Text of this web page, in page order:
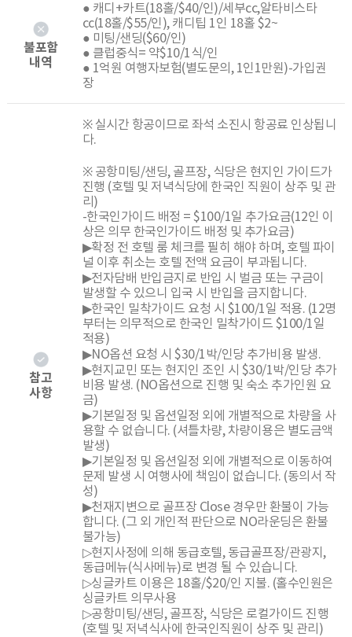
불포함
내역
● 캐디+카트(18홀/$40/인)/세부cc,알타비스타
cc(18홀/$55/인), 캐디팁 1인 18홀 $2~
● 미팅/샌딩($60/인)
● 클럽중식= 약$10/1식/인
● 1억원 여행자보험(별도문의, 1인1만원)-가입권
장
참고
사항
※ 실시간 항공이므로 좌석 소진시 항공료 인상됩니
다.
※ 공항미팅/샌딩, 골프장, 식당은 현지인 가이드가
진행 (호텔 및 저녁식당에 한국인 직원이 상주 및 관
리)
-한국인가이드 배정 = $100/1일 추가요금(12인 이
상은 의무 한국인가이드 배정 및 추가요금)
▶확정 전 호텔 룸 체크를 필히 해야 하며, 호텔 파이
널 이후 취소는 호텔 전액 요금이 부과됩니다.
▶전자담배 반입금지로 반입 시 벌금 또는 구금이
발생할 수 있으니 입국 시 반입을 금지합니다.
▶한국인 밀착가이드 요청 시 $100/1일 적용. (12명
부터는 의무적으로 한국인 밀착가이드 $100/1일
적용)
▶NO옵션 요청 시 $30/1박/인당 추가비용 발생.
▶현지교민 또는 현지인 조인 시 $30/1박/인당 추가
비용 발생. (NO옵션으로 진행 및 숙소 추가인원 요
금)
▶기본일정 및 옵션일정 외에 개별적으로 차량을 사
용할 수 없습니다. (셔틀차량, 차량이용은 별도금액
발생)
▶기본일정 및 옵션일정 외에 개별적으로 이동하여
문제 발생 시 여행사에 책임이 없습니다. (동의서 작
성)
▶천재지변으로 골프장 Close 경우만 환불이 가능
합니다. (그 외 개인적 판단으로 NO라운딩은 환불
불가능)
▷현지사정에 의해 동급호텔, 동급골프장/관광지,
동급메뉴(식사메뉴)로 변경 될 수 있습니다.
▷싱글카트 이용은 18홀/$20/인 지불. (홀수인원은
싱글카트 의무사용
▷공항미팅/샌딩, 골프장, 식당은 로컬가이드 진행
(호텔 및 저녁식사에 한국인직원이 상주 및 관리)